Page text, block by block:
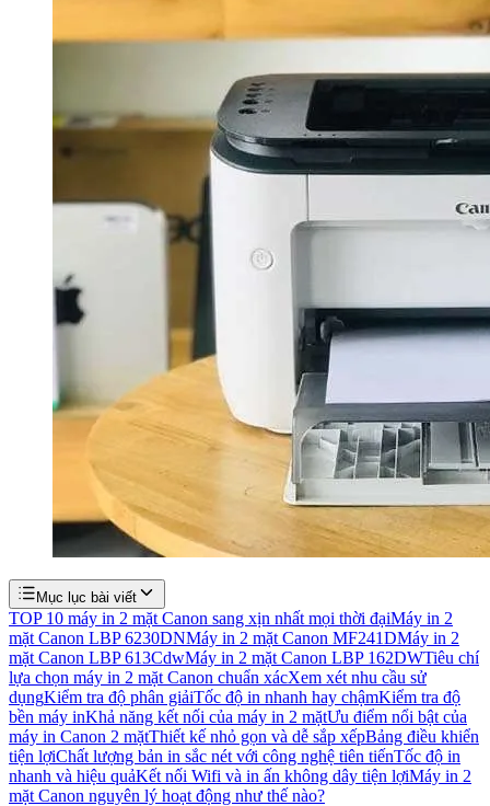
Mục lục bài viết
TOP 10 máy in 2 mặt Canon sang xịn nhất mọi thời đạiMáy in 2
mặt Canon LBP 6230DNMáy in 2 mặt Canon MF241DMáy in 2
mặt Canon LBP 613CdwMáy in 2 mặt Canon LBP 162DWTiêu chí
lựa chọn máy in 2 mặt Canon chuẩn xácXem xét nhu cầu sử
dụngKiểm tra độ phân giảiTốc độ in nhanh hay chậmKiểm tra độ
bền máy inKhả năng kết nối của máy in 2 mặtƯu điểm nổi bật của
máy in Canon 2 mặtThiết kế nhỏ gọn và dễ sắp xếpBảng điều khiển
tiện lợiChất lượng bản in sắc nét với công nghệ tiên tiếnTốc độ in
nhanh và hiệu quảKết nối Wifi và in ấn không dây tiện lợiMáy in 2
mặt Canon nguyên lý hoạt động như thế nào?